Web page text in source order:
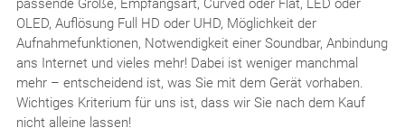
passende Größe, Empfangsart, Curved oder Flat, LED oder
OLED, Auflösung Full HD oder UHD, Möglichkeit der
Aufnahmefunktionen, Notwendigkeit einer Soundbar, Anbindung
ans Internet und vieles mehr! Dabei ist weniger manchmal
mehr – entscheidend ist, was Sie mit dem Gerät vorhaben.
Wichtiges Kriterium für uns ist, dass wir Sie nach dem Kauf
nicht alleine lassen!